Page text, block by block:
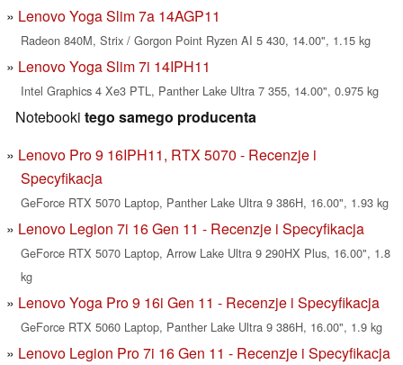
Lenovo Yoga Slim 7a 14AGP11
Radeon 840M, Strix / Gorgon Point Ryzen AI 5 430, 14.00", 1.15 kg
Lenovo Yoga Slim 7i 14IPH11
Intel Graphics 4 Xe3 PTL, Panther Lake Ultra 7 355, 14.00", 0.975 kg
Notebooki tego samego producenta
Lenovo Pro 9 16IPH11, RTX 5070 - Recenzje i
Specyfikacja
GeForce RTX 5070 Laptop, Panther Lake Ultra 9 386H, 16.00", 1.93 kg
Lenovo Legion 7i 16 Gen 11 - Recenzje i Specyfikacja
GeForce RTX 5070 Laptop, Arrow Lake Ultra 9 290HX Plus, 16.00", 1.8
kg
Lenovo Yoga Pro 9 16i Gen 11 - Recenzje i Specyfikacja
GeForce RTX 5060 Laptop, Panther Lake Ultra 9 386H, 16.00", 1.9 kg
Lenovo Legion Pro 7i 16 Gen 11 - Recenzje i Specyfikacja